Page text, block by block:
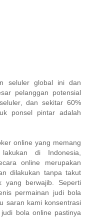
seluler global ini dan
pelanggan potensial
dan sekitar 60%
ponsel pintar adalah
online yang memang
di Indonesia,
online merupakan
dilakukan tanpa takut
yang berwajib. Seperti
permainan judi bola
saran kami konsentrasi
bola online pastinya